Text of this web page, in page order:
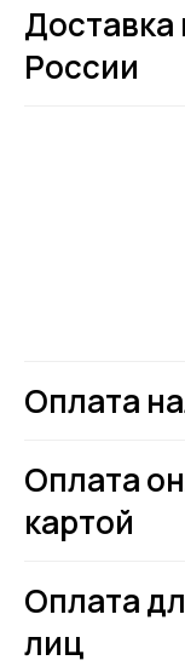
Доставка
России
Оплата
Оплата
картой
Оплата
лиц